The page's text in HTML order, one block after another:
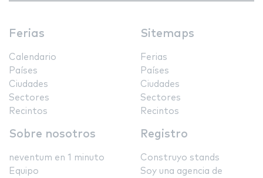
Ferias
Calendario
Países
Ciudades
Sectores
Recintos
Sitemaps
Ferias
Países
Ciudades
Sectores
Recintos
Sobre nosotros
neventum en 1 minuto
Equipo
Registro
Construyo stands
Soy una agencia de